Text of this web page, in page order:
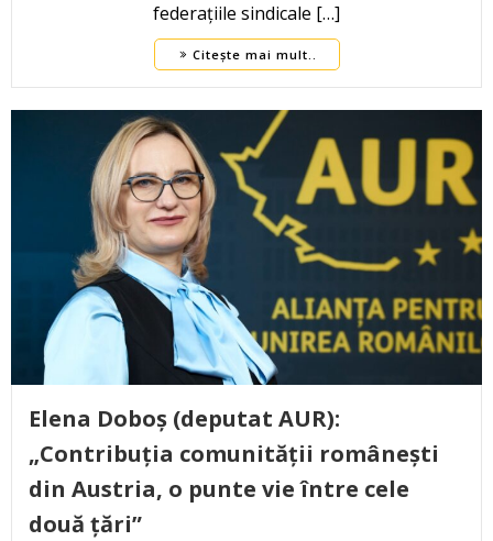
federațiile sindicale […]
Citește mai mult..
Elena Doboș (deputat AUR):
„Contribuția comunității românești
din Austria, o punte vie între cele
două țări”